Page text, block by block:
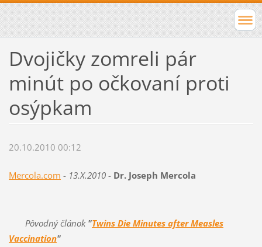
Dvojičky zomreli pár
minút po očkovaní proti
osýpkam
20.10.2010 00:12
Mercola.com - 13.X.2010- Dr. Joseph Mercola
Pôvodný článok "Twins Die Minutes after Measles
Vaccination"